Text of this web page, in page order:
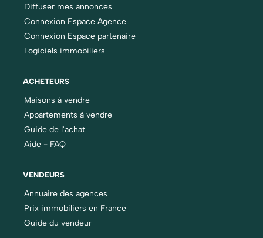
Diffuser mes annonces
Connexion Espace Agence
Connexion Espace partenaire
Logiciels immobiliers
ACHETEURS
Maisons à vendre
Appartements à vendre
Guide de l'achat
Aide - FAQ
VENDEURS
Annuaire des agences
Prix immobiliers en France
Guide du vendeur